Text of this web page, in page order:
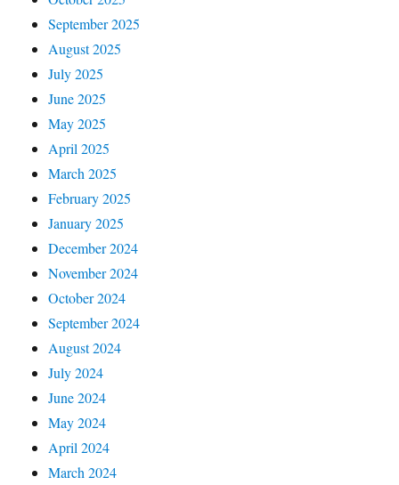
September 2025
August 2025
July 2025
June 2025
May 2025
April 2025
March 2025
February 2025
January 2025
December 2024
November 2024
October 2024
September 2024
August 2024
July 2024
June 2024
May 2024
April 2024
March 2024